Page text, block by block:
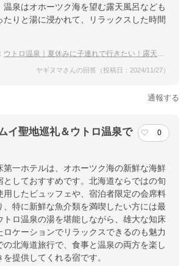
温泉はオホーツク海を望む露天風呂なども
たりと湯に浸かれて、リラックスした時間
ウトロ温泉｜夏休みに子連れで行きたい！露天風呂がある宿のおすすめは？
ヤギヌマさんの回答（投稿日：2024/11/27）
通報する
イ聖地巡礼＆ウトロ温泉で
0
一ホテルは、オホーツク海の新鮮な海鮮
としておすすめです。北海道ならではの旬
用したビュッフェや、宿泊者限定の会席料
、特に新鮮な魚介類を満喫したい方には最
トロ温泉の湯を堪能しながら、雄大な知床
ロケーションでリラックスできるのも魅力
の北海道旅行で、食事と温泉の両方を楽し
提供してくれる宿です。